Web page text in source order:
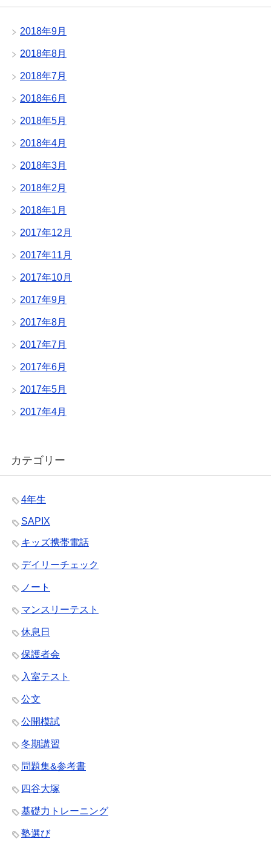
2018年9月
2018年8月
2018年7月
2018年6月
2018年5月
2018年4月
2018年3月
2018年2月
2018年1月
2017年12月
2017年11月
2017年10月
2017年9月
2017年8月
2017年7月
2017年6月
2017年5月
2017年4月
カテゴリー
4年生
SAPIX
キッズ携帯電話
デイリーチェック
ノート
マンスリーテスト
休息日
保護者会
入室テスト
公文
公開模試
冬期講習
問題集&参考書
四谷大塚
基礎力トレーニング
塾選び